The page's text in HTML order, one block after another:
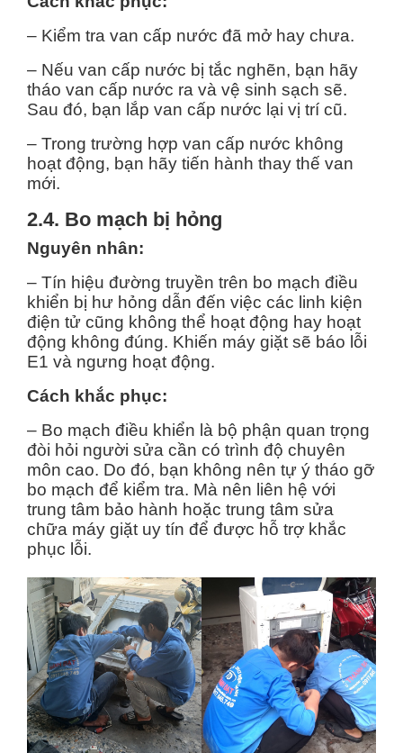
– Kiểm tra van cấp nước đã mở hay chưa.
– Nếu van cấp nước bị tắc nghẽn, bạn hãy
tháo van cấp nước ra và vệ sinh sạch sẽ.
Sau đó, bạn lắp van cấp nước lại vị trí cũ.
– Trong trường hợp van cấp nước không
hoạt động, bạn hãy tiến hành thay thế van
mới.
2.4. Bo mạch bị hỏng
Nguyên nhân:
– Tín hiệu đường truyền trên bo mạch điều
khiển bị hư hỏng dẫn đến việc các linh kiện
điện tử cũng không thể hoạt động hay hoạt
động không đúng. Khiến máy giặt sẽ báo lỗi
E1 và ngưng hoạt động.
Cách khắc phục:
– Bo mạch điều khiển là bộ phận quan trọng
đòi hỏi người sửa cần có trình độ chuyên
môn cao. Do đó, bạn không nên tự ý tháo gỡ
bo mạch để kiểm tra. Mà nên liên hệ với
trung tâm bảo hành hoặc trung tâm sửa
chữa máy giặt uy tín để được hỗ trợ khắc
phục lỗi.